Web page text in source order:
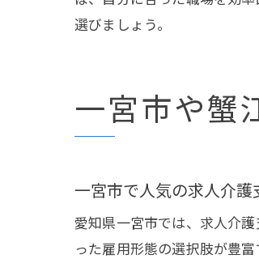
選びましょう。
一宮市や蟹
一宮市で人気の求人介
愛知県一宮市では、求人介
った雇用形態の選択肢が豊